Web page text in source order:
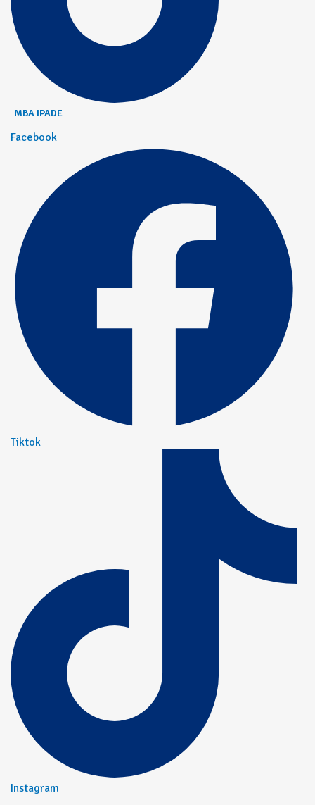
MBA IPADE
Facebook
Tiktok
Instagram